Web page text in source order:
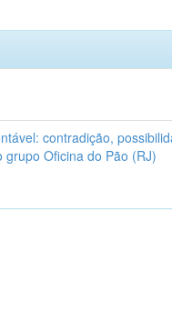
contradição,
Oficina do Pão (RJ)